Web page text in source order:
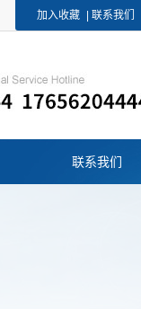
加入收藏 联系我们
联系我们